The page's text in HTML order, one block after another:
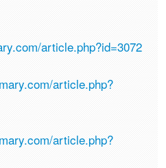
article.php?id=3072
article.php?
article.php?